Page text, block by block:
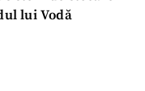
lui Vodă